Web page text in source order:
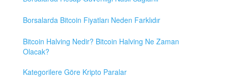
Borsalarda Bitcoin Fiyatları Neden Farklıdır
Bitcoin Halving Nedir? Bitcoin Halving Ne Zaman
Olacak?
Kategorilere Göre Kripto Paralar